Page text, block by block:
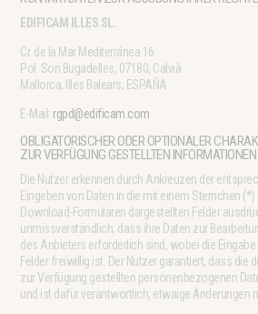
EDIFICAM ILLES SL.
Cr. de la Mar Mediterránea 16
Pol. Son Bugadelles, 07180, Calvià
Mallorca, Illes Balears, ESPAÑA
E-Mail: rgpd@edificam.com
OBLIGATORISCHER ODER OPTIONALER
ZUR VERFÜGUNG GESTELLTEN INFORMATIONEN
Die Nutzer erkennen durch Ankreuzen der
Eingeben von Daten in die mit einem Sternchen
Download-Formularen dargestellten Felder
unmissverständlich, dass ihre Daten zur
des Anbieters erforderlich sind, wobei die Eingabe
Felder freiwillig ist. Der Nutzer garantiert, dass die
zur Verfügung gestellten personenbezogenen
und ist dafür verantwortlich, etwaige Änderungen